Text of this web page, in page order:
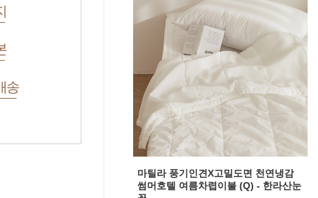
송
마틸라 풍기인견X고밀도면 천연냉감
썸머호텔 여름차렵이불 (Q) - 한라산눈